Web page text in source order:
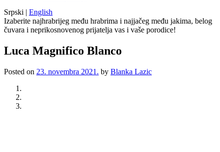
Srpski | English
Izaberite najhrabrijeg među hrabrima i najjačeg među jakima, belog
čuvara i neprikosnovenog prijatelja vas i vaše porodice!
Luca Magnifico Blanco
Posted on 23. novembra 2021. by Blanka Lazic